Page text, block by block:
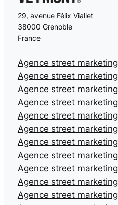
29, avenue Félix Viallet
38000 Grenoble
France
Agence street marketing
Agence street marketing
Agence street marketing
Agence street marketing
Agence street marketing
Agence street marketing
Agence street marketing
Agence street marketing
Agence street marketing
Agence street marketing
Agence street marketing